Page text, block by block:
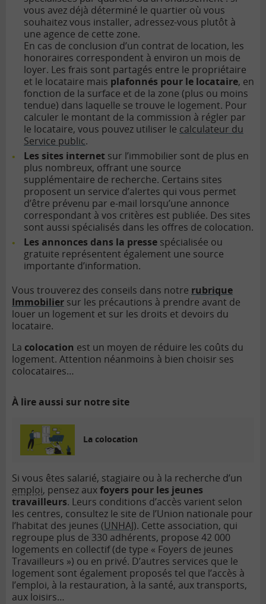
vous avez déjà déterminé le quartier où vous
souhaitez vous installer, adressez-vous plutôt à
une agence de cette zone.
En cas de conclusion d’un contrat de location, les
honoraires correspondent à environ un mois de
loyer. Les frais sont partagés entre le propriétaire
et le locataire mais plafonnés pour le locataire, en
fonction de la surface et de la zone (plus ou moins
tendue) dans laquelle se trouve le logement. Pour
calculer le montant de la commission à régler par
le locataire, vous pouvez utiliser le calculateur du
Service public.
Les sites internet sur l’immobilier sont de plus en
plus nombreux, offrant une source
supplémentaire de recherche. Certains sites
proposent un service d’alertes qui vous permet
d’être prévenu par e-mail lorsqu’une annonce
correspondant à vos critères est publiée. Des sites
sont aussi spécialisés dans les offres de colocation.
Les annonces dans la presse spécialisée ou
gratuite représentent également une source
importante d’information.
Vous trouverez des conseils dans notre rubrique
Immobilier sur les précautions à prendre avant de
louer un logement et sur les droits et devoirs du
locataire.
La colocation est un moyen de réduire les coûts du
logement. Attention néanmoins à bien choisir ses
colocataires…
À lire aussi sur notre site
La colocation
Si vous êtes salarié, stagiaire ou à la recherche d’un
emploi, pensez auxfoyers pour les jeunes
travailleurs. Leurs conditions d’accès varient selon
les centres, consultez le site de l’Union nationale pour
l’habitat des jeunes (UNHAJ). Cette association, qui
regroupe plus de 330 adhérents, propose 42 000
logements en collectif (de type « Foyers de jeunes
Travailleurs ») ou en privé. D’autres services que le
logement sont également proposés tel que l’accès à
l’emploi, à la restauration, à la santé, aux transports,
aux loisirs…